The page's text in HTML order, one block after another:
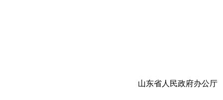
山东省人民政府办公厅